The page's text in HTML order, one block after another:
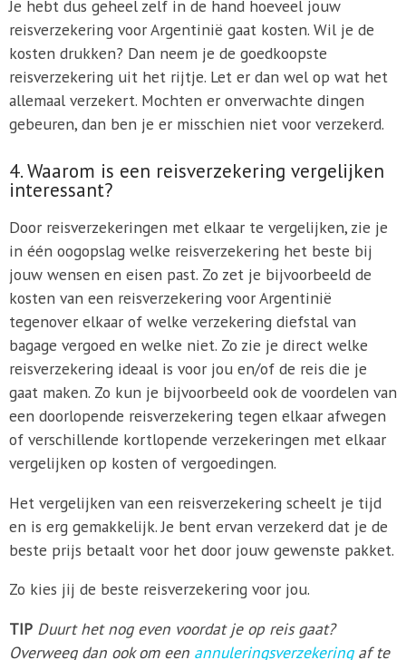
Je hebt dus geheel zelf in de hand hoeveel jouw
reisverzekering voor Argentinië gaat kosten. Wil je de
kosten drukken? Dan neem je de goedkoopste
reisverzekering uit het rijtje. Let er dan wel op wat het
allemaal verzekert. Mochten er onverwachte dingen
gebeuren, dan ben je er misschien niet voor verzekerd.
4. Waarom is een reisverzekering vergelijken
interessant?
Door reisverzekeringen met elkaar te vergelijken, zie je
in één oogopslag welke reisverzekering het beste bij
jouw wensen en eisen past. Zo zet je bijvoorbeeld de
kosten van een reisverzekering voor Argentinië
tegenover elkaar of welke verzekering diefstal van
bagage vergoed en welke niet. Zo zie je direct welke
reisverzekering ideaal is voor jou en/of de reis die je
gaat maken. Zo kun je bijvoorbeeld ook de voordelen van
een doorlopende reisverzekering tegen elkaar afwegen
of verschillende kortlopende verzekeringen met elkaar
vergelijken op kosten of vergoedingen.
Het vergelijken van een reisverzekering scheelt je tijd
en is erg gemakkelijk. Je bent ervan verzekerd dat je de
beste prijs betaalt voor het door jouw gewenste pakket.
Zo kies jij de beste reisverzekering voor jou.
TIP Duurt het nog even voordat je op reis gaat?
Overweeg dan ook om een annuleringsverzekeringaf te